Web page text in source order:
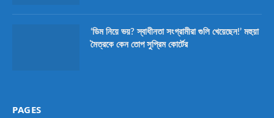
‘ডিম নিয়ে ভয়? স্বাধীনতা সংগ্রামীরা গুলি খেয়েছেন!’ মহুয়া
মৈত্রকে কেন তোপ সুপ্রিম কোর্টের
PAGES